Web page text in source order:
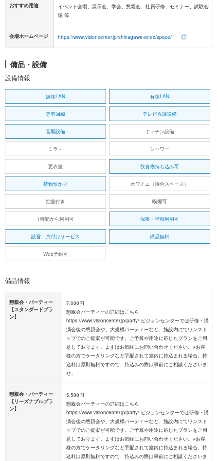
おすすめ用途
イベント会場、展示会、学会、懇親会、社員研修、セミナー、試験会
場 等
会場ホームページ https://www.visioncenter.jp/shinagawa-anex/space/
備品・設備
設備情報
無線LAN 有線LAN
専有回線 テレビ会議設備
音響設備 キッチン設備
ミラ－ シャワー
更衣室 飲食物持ち込み可
荷物預かり ホワイエ（待合スペース）
控室付き 喫煙可
1時間から利用可 深夜・早朝利用可
設営、片付けサービス 備品無料
Web予約可
備品情報
懇親会・パーティー
【スタンダードプラ
ン】
7,000円
懇親会パーティーの詳細はこちら
https://www.visioncenter.jp/party/ ビジョンセンターでは研修・講
演会後の懇親会や、大規模パーティーなど、施設内にてワンスト
ップでのご提案が可能です。ご予算や用途に応じたプランをご用
意しております。まずはお気軽にお問い合わせください。※お客
様の方でケータリングなど手配されて室内に持込まれる場合、持
込料は原則無料ですので、持込みの際は事前にご相談くださいま
せ。
懇親会・パーティー
【リーズナブルプラ
ン】
5,500円
懇親会パーティーの詳細はこちら
https://www.visioncenter.jp/party/ ビジョンセンターでは研修・講
演会後の懇親会や、大規模パーティーなど、施設内にてワンスト
ップでのご提案が可能です。ご予算や用途に応じたプランをご用
意しております。まずはお気軽にお問い合わせください。※お客
様の方でケータリングなど手配されて室内に持込まれる場合、持
込料は原則無料ですので、持込みの際は事前にご相談くださいま